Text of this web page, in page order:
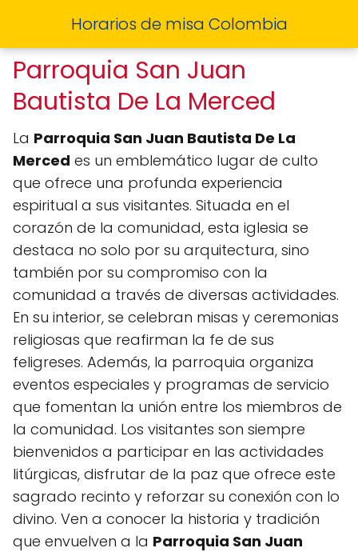
Horarios de misa Colombia
Parroquia San Juan
Bautista De La Merced
La Parroquia San Juan Bautista De La
Merced es un emblemático lugar de culto
que ofrece una profunda experiencia
espiritual a sus visitantes. Situada en el
corazón de la comunidad, esta iglesia se
destaca no solo por su arquitectura, sino
también por su compromiso con la
comunidad a través de diversas actividades.
En su interior, se celebran misas y ceremonias
religiosas que reafirman la fe de sus
feligreses. Además, la parroquia organiza
eventos especiales y programas de servicio
que fomentan la unión entre los miembros de
la comunidad. Los visitantes son siempre
bienvenidos a participar en las actividades
litúrgicas, disfrutar de la paz que ofrece este
sagrado recinto y reforzar su conexión con lo
divino. Ven a conocer la historia y tradición
que envuelven a la Parroquia San Juan